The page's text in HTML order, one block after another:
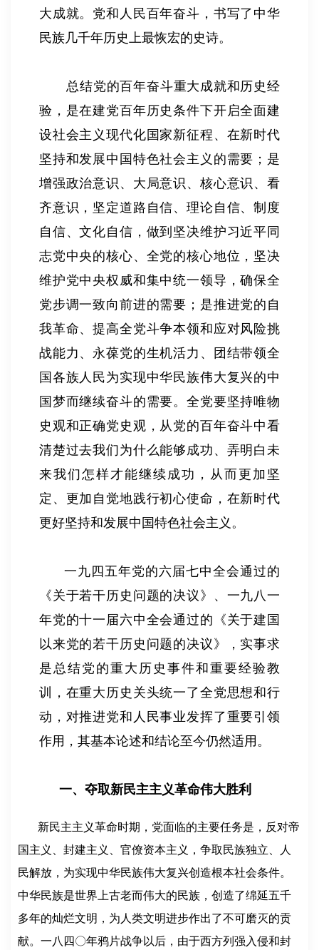
大成就。党和人民百年奋斗，书写了中华
民族几千年历史上最恢宏的史诗。
总结党的百年奋斗重大成就和历史经
验，是在建党百年历史条件下开启全面建
设社会主义现代化国家新征程、在新时代
坚持和发展中国特色社会主义的需要；是
增强政治意识、大局意识、核心意识、看
齐意识，坚定道路自信、理论自信、制度
自信、文化自信，做到坚决维护习近平同
志党中央的核心、全党的核心地位，坚决
维护党中央权威和集中统一领导，确保全
党步调一致向前进的需要；是推进党的自
我革命、提高全党斗争本领和应对风险挑
战能力、永葆党的生机活力、团结带领全
国各族人民为实现中华民族伟大复兴的中
国梦而继续奋斗的需要。全党要坚持唯物
史观和正确党史观，从党的百年奋斗中看
清楚过去我们为什么能够成功、弄明白未
来我们怎样才能继续成功，从而更加坚
定、更加自觉地践行初心使命，在新时代
更好坚持和发展中国特色社会主义。
一九四五年党的六届七中全会通过的
《关于若干历史问题的决议》、一九八一
年党的十一届六中全会通过的《关于建国
以来党的若干历史问题的决议》，实事求
是总结党的重大历史事件和重要经验教
训，在重大历史关头统一了全党思想和行
动，对推进党和人民事业发挥了重要引领
作用，其基本论述和结论至今仍然适用。
一、夺取新民主主义革命伟大胜利
新民主主义革命时期，党面临的主要任务是，反对帝
国主义、封建主义、官僚资本主义，争取民族独立、人
民解放，为实现中华民族伟大复兴创造根本社会条件。
中华民族是世界上古老而伟大的民族，创造了绵延五千
多年的灿烂文明，为人类文明进步作出了不可磨灭的贡
献。一八四〇年鸦片战争以后，由于西方列强入侵和封